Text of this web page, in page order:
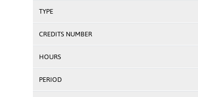
TYPE
CREDITS NUMBER
HOURS
PERIOD